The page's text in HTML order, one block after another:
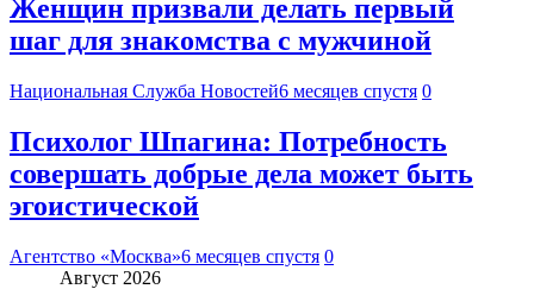
Женщин призвали делать первый
шаг для знакомства с мужчиной
Национальная Служба Новостей6 месяцев спустя 0
Психолог Шпагина: Потребность
совершать добрые дела может быть
эгоистической
Агентство «Москва»6 месяцев спустя 0
Август 2026